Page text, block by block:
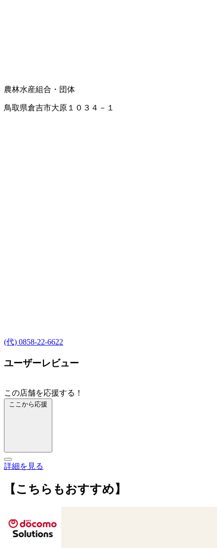
農林水産組合・団体
鳥取県倉吉市大原１０３４－１
(代) 0858-22-6622
ユーザーレビュー
この店舗を応援する！
ここから応援
詳細を見る
【こちらもおすすめ】